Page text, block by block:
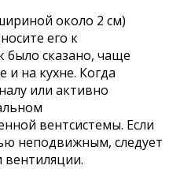
около 2 см)
его к
было сказано, чаще
и на кухне. Когда
или активно
вентсистемы. Если
неподвижным, следует
вентиляции.